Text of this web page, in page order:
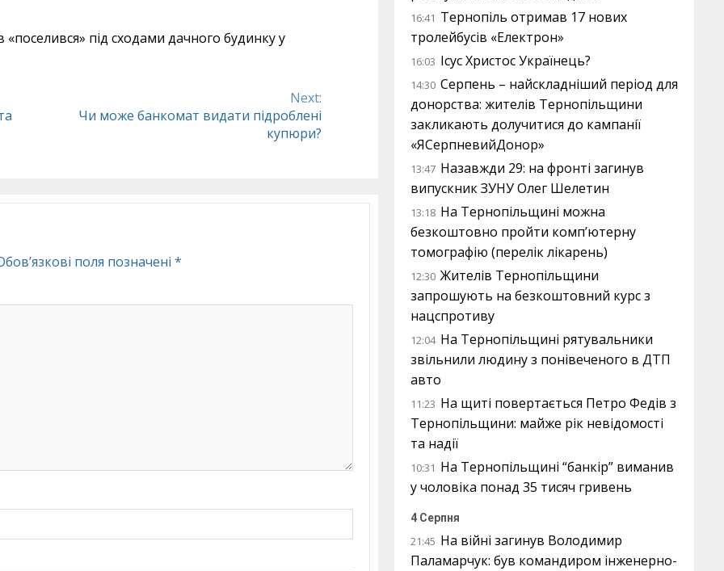
під сходами дачного будинку у
Next:
Чи може банкомат видати підроблені
купюри?
поля позначені *
16:41 Тернопіль отримав 17 нових
тролейбусів «Електрон»
16:03 Ісус Христос Українець?
14:30 Серпень – найскладніший період для
донорства: жителів Тернопільщини
закликають долучитися до кампанії
«ЯСерпневийДонор»
13:47 Назавжди 29: на фронті загинув
випускник ЗУНУ Олег Шелетин
13:18 На Тернопільщині можна
безкоштовно пройти комп’ютерну
томографію (перелік лікарень)
12:30 Жителів Тернопільщини
запрошують на безкоштовний курс з
нацспротиву
12:04 На Тернопільщині рятувальники
звільнили людину з понівеченого в ДТП
авто
11:23 На щиті повертається Петро Федів з
Тернопільщини: майже рік невідомості
та надії
10:31 На Тернопільщині “банкір” виманив
у чоловіка понад 35 тисяч гривень
4 Серпня
21:45 На війні загинув Володимир
Паламарчук: був командиром інженерно-